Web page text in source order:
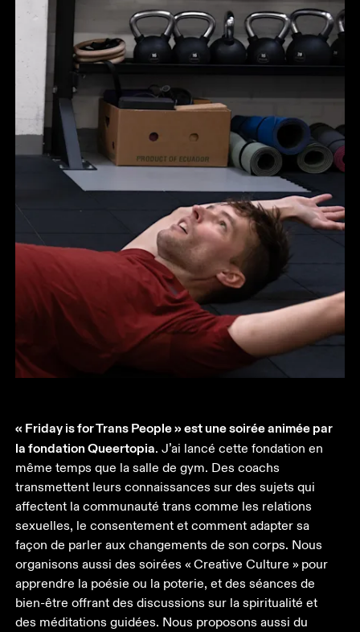
« Friday is for Trans People » est une soirée animée par
la fondation Queertopia. J’ai lancé cette fondation en
même temps que la salle de gym. Des coachs
transmettent leurs connaissances sur des sujets qui
affectent la communauté trans comme les relations
sexuelles, le consentement et comment adapter sa
façon de parler aux changements de son corps. Nous
organisons aussi des soirées « Creative Culture » pour
apprendre la poésie ou la poterie, et des séances de
bien-être offrant des discussions sur la spiritualité et
des méditations guidées. Nous proposons aussi du